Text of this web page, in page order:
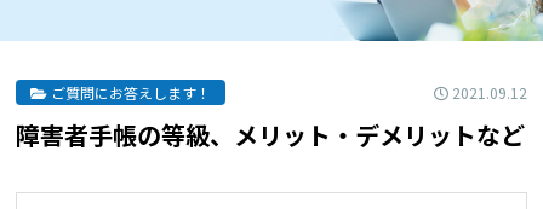
ご質問にお答えします！ 2021.09.12
障害者手帳の等級、メリット・デメリットなど